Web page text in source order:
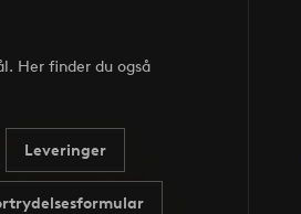
Her finder du også
Leveringer